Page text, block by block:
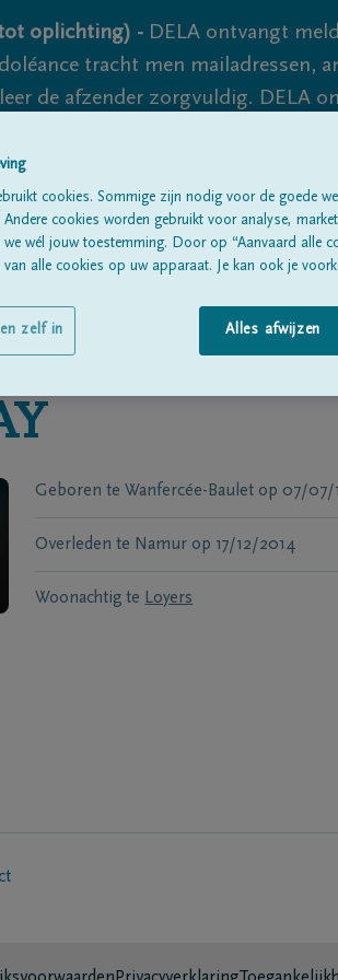
oplichting) - DELA ontvangt
tracht men mailadressen,
de afzender zorgvuldig. DELA
volledig uit te sluiten, dus blijf
Alle
Geboren te Wanfercée-Baulet op 07/07/
Overleden te Namur op 17/12/2014
Woonachtig te Loyers
cookies. Sommige zijn nodig voor de goede
cookies worden gebruikt voor analyse,
wél jouw toestemming. Door op “Aanvaard alle
alle cookies op uw apparaat. Je kan ook je
Alles afwijzen
zelf in